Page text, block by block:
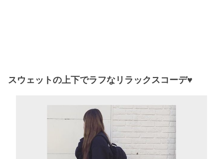
スウェットの上下でラフなリラックスコーデ♥